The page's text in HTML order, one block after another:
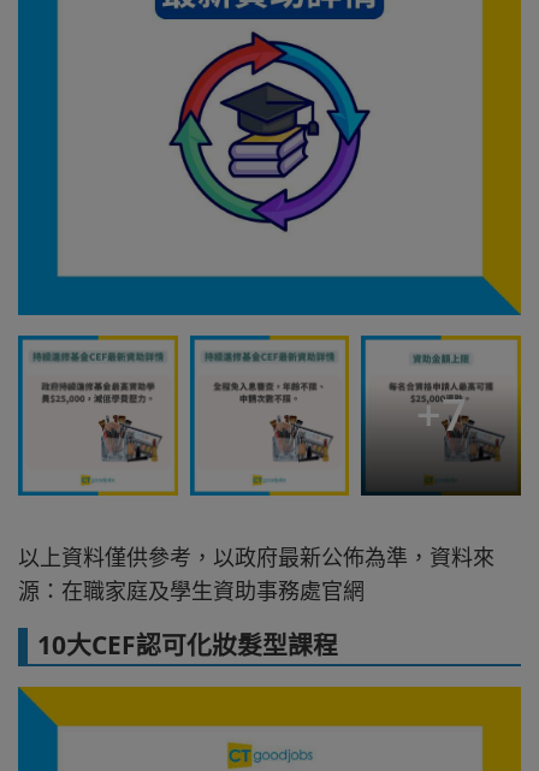
+7
以上資料僅供參考，以政府最新公佈為準，資料來
源：在職家庭及學生資助事務處官網
10大CEF認可化妝髮型課程